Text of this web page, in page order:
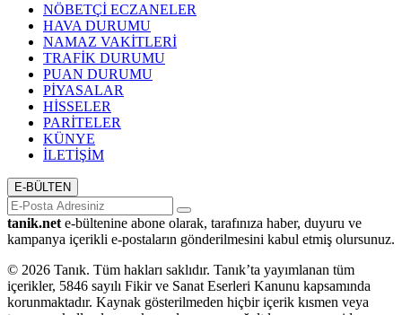
NÖBETÇİ ECZANELER
HAVA DURUMU
NAMAZ VAKİTLERİ
TRAFİK DURUMU
PUAN DURUMU
PİYASALAR
HİSSELER
PARİTELER
KÜNYE
İLETİŞİM
E-BÜLTEN
tanik.net e-bültenine abone olarak, tarafınıza haber, duyuru ve
kampanya içerikli e-postaların gönderilmesini kabul etmiş olursunuz.
© 2026 Tanık. Tüm hakları saklıdır. Tanık’ta yayımlanan tüm
içerikler, 5846 sayılı Fikir ve Sanat Eserleri Kanunu kapsamında
korunmaktadır. Kaynak gösterilmeden hiçbir içerik kısmen veya